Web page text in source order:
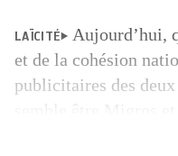
LAÏCITÉ
Aujourd’hui,
et de la cohésion
publicitaires des